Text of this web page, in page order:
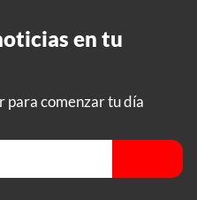
en tu
para comenzar tu día